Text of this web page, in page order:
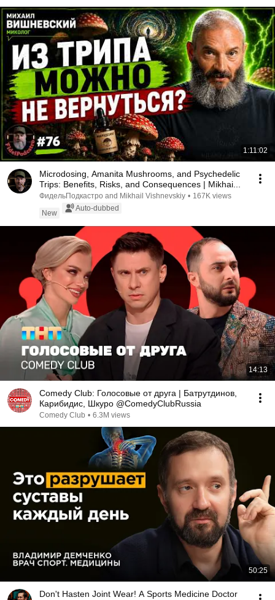
1:11:02
Microdosing, Amanita Mushrooms, and Psychedelic
Trips: Benefits, Risks, and Consequences | Mikhai...
ФидельПодкастрo and Mikhail Vishnevskiy • 167K views
New
Auto-dubbed
14:13
Comedy Club: Голосовые от друга | Батрутдинов,
Карибидис, Шкуро @ComedyClubRussia
Comedy Club • 6.3M views
50:25
Don't Hasten Joint Wear! A Sports Medicine Doctor